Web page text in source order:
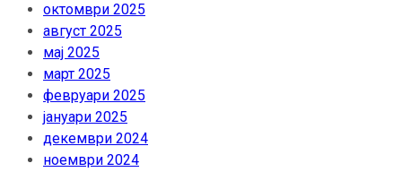
октомври 2025
август 2025
мај 2025
март 2025
февруари 2025
јануари 2025
декември 2024
ноември 2024